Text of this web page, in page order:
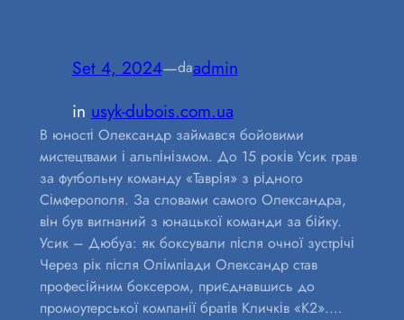
Set 4, 2024—daadmin
in usyk-dubois.com.ua
В юності Олександр займався бойовими
мистецтвами і альпінізмом. До 15 років Усик грав
за футбольну команду «Таврія» з рідного
Сімферополя. За словами самого Олександра,
він був вигнаний з юнацької команди за бійку.
Усик – Дюбуа: як боксували після очної зустрічі
Через рік після Олімпіади Олександр став
професійним боксером, приєднавшись до
промоутерської компанії братів Кличків «К2».…